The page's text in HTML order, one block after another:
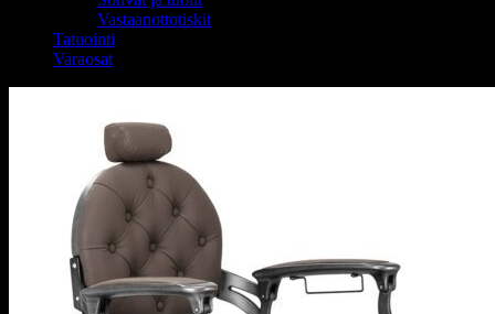
Vastaanottotiskit
Tatuointi
Varaosat